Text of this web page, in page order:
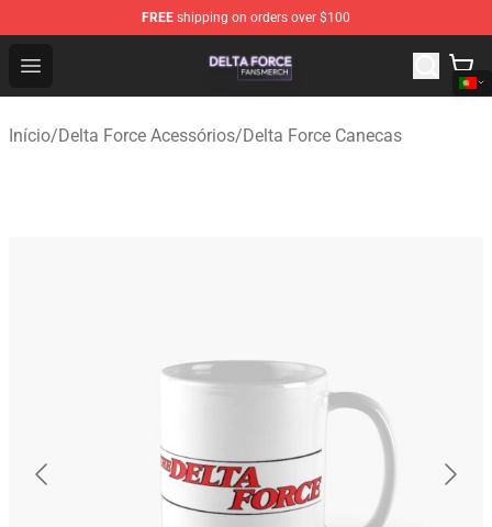
FREE shipping on orders over $100
Open menu
Delta Force Shop - Official Delta Force Merchandise
Início/Delta Force Acessórios/Delta Force Canecas